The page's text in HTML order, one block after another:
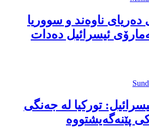
دەریای ناوەند و سووریا
ئیسرائیل دەدات
تورکیا لە جەنگی
پێنەگەیشتووە